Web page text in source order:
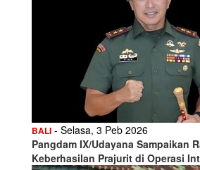
BALI - Selasa, 3 Peb 2026
Pangdam IX/Udayana Sampaikan
Keberhasilan Prajurit di Operasi